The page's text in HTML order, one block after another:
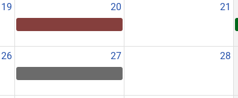
19 20 21
26 27 28